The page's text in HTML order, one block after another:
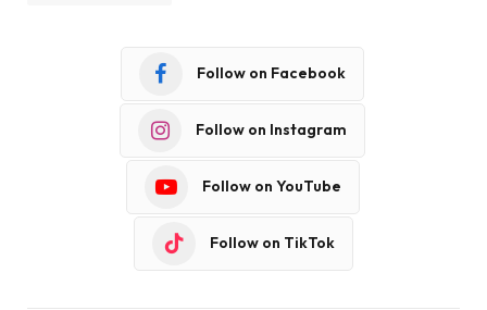
Follow on Facebook
Follow on Instagram
Follow on YouTube
Follow on TikTok